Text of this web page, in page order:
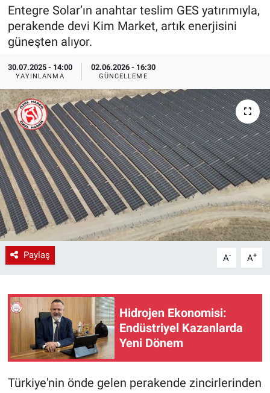
Entegre Solar’ın anahtar teslim GES yatırımıyla,
perakende devi Kim Market, artık enerjisini
güneşten alıyor.
30.07.2025 - 14:00
YAYINLANMA
02.06.2026 - 16:30
GÜNCELLEME
Paylaş A- A+
Hidrojen Ekonomisi:
Endüstriyel Kazanlarda
Yeni Dönem
Türkiye'nin önde gelen perakende zincirlerinden
EndüstriST
Enerjisini Üreten Fabrikalar
Endüstri 4.0 Uygulamaları
Ağır Sanayi Çözümleri